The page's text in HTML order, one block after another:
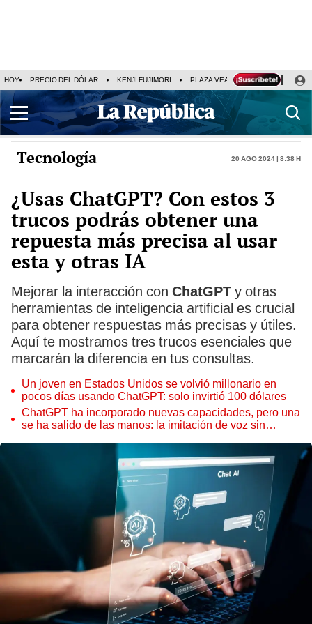
HOY PRECIO DEL DÓLAR KENJI FUJIMORI PLAZA VEA FERIADOS
Tecnología 20 Ago 2024 | 8:38 h
¿Usas ChatGPT? Con estos 3
trucos podrás obtener una
repuesta más precisa al usar
esta y otras IA
Mejorar la interacción con ChatGPT y otras
herramientas de inteligencia artificial es crucial
para obtener respuestas más precisas y útiles.
Aquí te mostramos tres trucos esenciales que
marcarán la diferencia en tus consultas.
Un joven en Estados Unidos se volvió millonario en
pocos días usando ChatGPT: solo invirtió 100 dólares
ChatGPT ha incorporado nuevas capacidades, pero una
se ha salido de las manos: la imitación de voz sin